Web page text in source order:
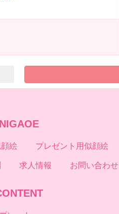
NIGAOE
絵 プレゼント用似顔絵
求人情報 お問い合わせ